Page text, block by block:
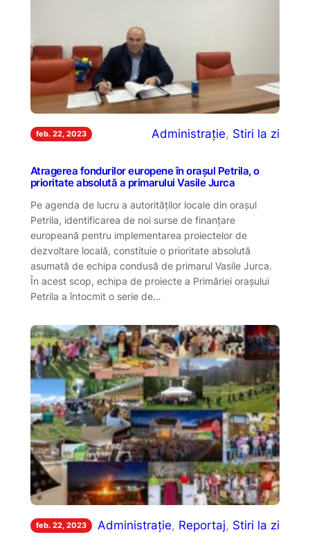
feb. 22, 2023 Administrație, Stiri la zi
Atragerea fondurilor europene în orașul Petrila, o
prioritate absolută a primarului Vasile Jurca
Pe agenda de lucru a autorităților locale din orașul
Petrila, identificarea de noi surse de finanțare
europeană pentru implementarea proiectelor de
dezvoltare locală, constituie o prioritate absolută
asumată de echipa condusă de primarul Vasile Jurca.
În acest scop, echipa de proiecte a Primăriei orașului
Petrila a întocmit o serie de…
feb. 22, 2023 Administrație, Reportaj, Stiri la zi